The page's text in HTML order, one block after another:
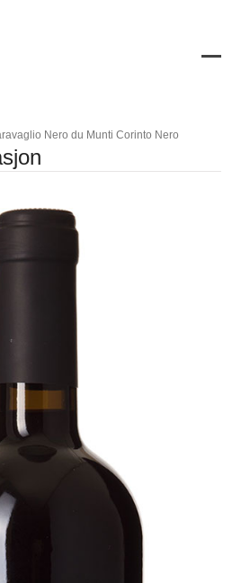
Nero du Munti Corinto Nero